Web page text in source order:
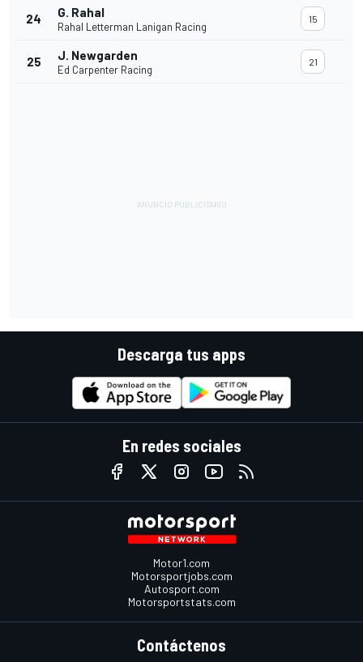
24 G. Rahal
Rahal Letterman Lanigan Racing
15
25 J. Newgarden
Ed Carpenter Racing
21
Descarga tus apps
En redes sociales
Motor1.com
Motorsportjobs.com
Autosport.com
Motorsportstats.com
Contáctenos